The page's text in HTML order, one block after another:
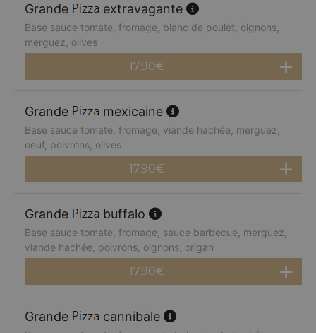
Grande extravagante
Base sauce tomate, fromage, blanc de poulet, oignons,
merguez, olives
17.90€
Grande mexicaine
Base sauce tomate, fromage, viande hachée, merguez,
oeuf, poivrons, olives
17.90€
Grande buffalo
Base sauce tomate, fromage, sauce barbecue, merguez,
viande hachée, poivrons, oignons, origan
17.90€
Grande cannibale